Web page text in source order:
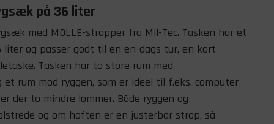
på 36 liter
med MOLLE-stropper fra Mil-Tec. Tasken har et
og passer godt til en en-dags tur, en kort
Tasken har to store rum med
et rum mod ryggen, som er ideel til f.eks. computer
der to mindre lommer. Både ryggen og
og om hoften er en justerbar strop, så